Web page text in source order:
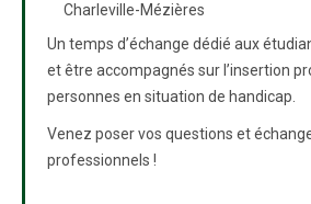
Charleville-Mézières
Un temps d’échange dédié aux
et être accompagnés sur l’insertion
personnes en situation de handicap.
Venez poser vos questions et
professionnels !